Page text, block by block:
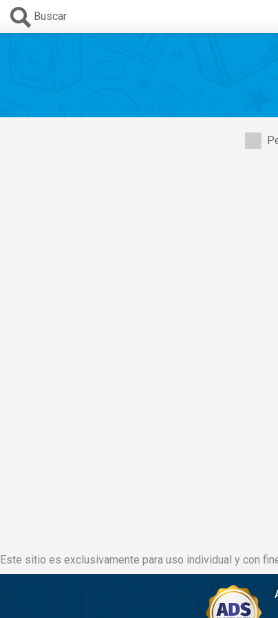
Buscar
Este sitio es exclusivamente para uso individual y con